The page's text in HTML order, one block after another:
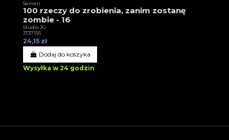
Seinen
100 rzeczy do zrobienia, zanim zostanę
zombie - 16
Studio JG
3T37155
24,15 zł
Dodaj do koszyka
Wysyłka w 24 godzin